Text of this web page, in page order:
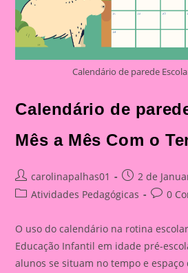
Calendário de parede
Calendário de
Mês a Mês Com o
Post
author:
carolinapalhas01
Post
published:
2 de
PostAtividades Pedagógicas
Post0
O uso do calendário na rotina
Educação Infantil em idade pré-
alunos se situam no tempo e espaço